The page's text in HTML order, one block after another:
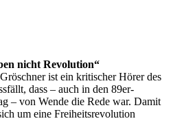
nicht Revolution“
ist ein kritischer Hörer des
dass – auch in den 89er-
– von Wende die Rede war. Damit
um eine Freiheitsrevolution